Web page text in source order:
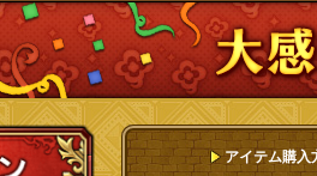
ログイン
アイテム購入